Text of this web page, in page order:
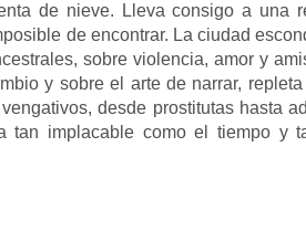
de nieve. Lleva consigo a una
de encontrar. La ciudad
sobre violencia, amor y
y sobre el arte de narrar,
desde prostitutas hasta
tan implacable como el tiempo y